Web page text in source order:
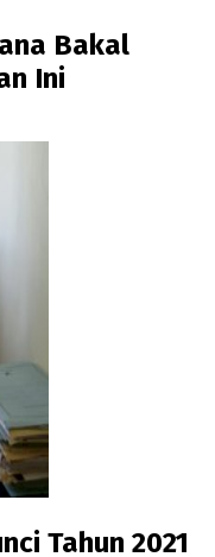
Bakal
Ini
Tahun 2021